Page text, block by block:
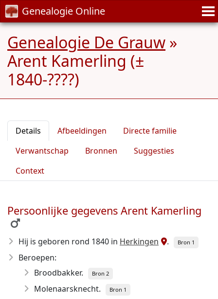
Genealogie Online
Genealogie De Grauw »
Arent Kamerling (±
1840-????)
Details Afbeeldingen
Directe familie
Verwantschap
Bronnen
Suggesties
Context
Persoonlijke gegevens Arent Kamerling
Hij is geboren rond 1840 in Herkingen . Bron 1
Beroepen:
Broodbakker.
Bron 2
Molenaarsknecht. Bron 1